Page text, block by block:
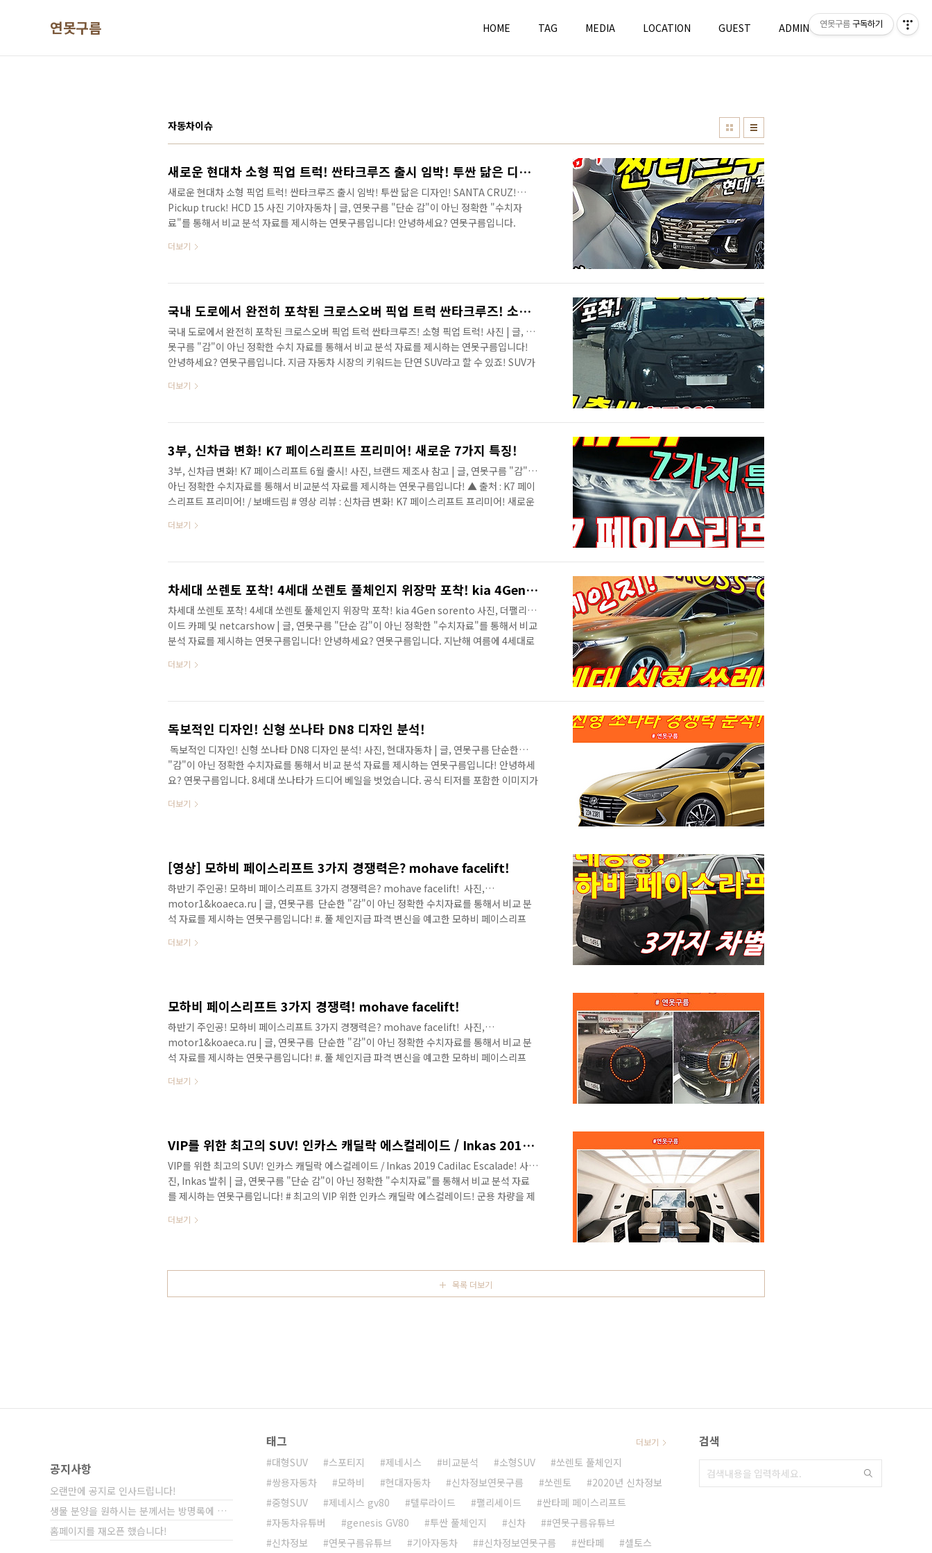
연못구름 HOME TAG MEDIA LOCATION GUEST ADMIN WRITE
자동차이슈
새로운 현대차 소형 픽업 트럭! 싼타크루즈 출시 임박! 투싼 닮은 디자인! SANTA CRUZ! Pickup truck! HCD 15
새로운 현대차 소형 픽업 트럭! 싼타크루즈 출시 임박! 투싼 닮은 디자인! SANTA CRUZ!
Pickup truck! HCD 15 사진 기아자동차 | 글, 연못구름 "단순 감"이 아닌 정확한 "수치자
료"를 통해서 비교 분석 자료를 제시하는 연못구름입니다! 안녕하세요? 연못구름입니다.
금 지나면 현대차가 만든 첫 번째 픽업트럭 싼타크루즈가 출시가 될 것 같습니다. 현재 자동차
있어서 기아가 현대를 넘어섰다고 알려드렸는데, 현대를 넘어설 수 있었던 차량에 소형 시장 부
더보기
국내 도로에서 완전히 포착된 크로스오버 픽업 트럭 싼타크루즈! 소형 픽업 트럭! SANTA CRUZ! Pickup truck! HCD 15
국내 도로에서 완전히 포착된 크로스오버 픽업 트럭 싼타크루즈! 소형 픽업 트럭! 사진 | 글, 연
못구름 "감"이 아닌 정확한 수치 자료를 통해서 비교 분석 자료를 제시하는 연못구름입니다!
안녕하세요? 연못구름입니다. 지금 자동차 시장의 키워드는 단연 SUV라고 할 수 있죠! SUV가
니다. 지난 싼타크루즈 영상을 시청하신 분들은 싼타크루즈의 콘셉트를 바탕으로 디자인 비교
려드렸습니다. # 유튜브 영상으로 보시면 보다 세부적인 소식을 파악할 수 있습니다. ▲
더보기
3부, 신차급 변화! K7 페이스리프트 프리미어! 새로운 7가지 특징!
3부, 신차급 변화! K7 페이스리프트 6월 출시! 사진, 브랜드 제조사 참고 | 글, 연못구름 "감"이
아닌 정확한 수치자료를 통해서 비교분석 자료를 제시하는 연못구름입니다! ▲ 출처 : K7 페이
스리프트 프리미어! / 보배드림 # 영상 리뷰 : 신차급 변화! K7 페이스리프트 프리미어! 새로운
2부에서 K7 페이스리프트 소식을 전달해 드렸습니다. 이번 3부에서는 이번달에 출시될 K7 페
있다면 그랜저와 K7 입니다. 높은 인기를 얻고 있는 두 차량은 운명적으로 경쟁을 펼치는 차량
더보기
차세대 쏘렌토 포착! 4세대 쏘렌토 풀체인지 위장막 포착! kia 4Gen sorento!
차세대 쏘렌토 포착! 4세대 쏘렌토 풀체인지 위장막 포착! kia 4Gen sorento 사진, 더팰리세
이드 카페 및 netcarshow | 글, 연못구름 "단순 감"이 아닌 정확한 "수치자료"를 통해서 비교
분석 자료를 제시하는 연못구름입니다! 안녕하세요? 연못구름입니다. 지난해 여름에 4세대로
착된 위장막 사진과 함께 4세대 쏘렌토의 콘셉트인 크로스 GT를 함께 알아보겠습니다. # 대한
3세대 모델로 2014년도에 출시되어, 최근 페이스리프트가 적용되었으며, 출시된 지 오랜 시간
더보기
독보적인 디자인! 신형 쏘나타 DN8 디자인 분석!
​ 독보적인 디자인! 신형 쏘나타 DN8 디자인 분석! 사진, 현대자동차 | 글, 연못구름 단순한
"감"이 아닌 정확한 수치자료를 통해서 비교 분석 자료를 제시하는 연못구름입니다! 안녕하세
요? 연못구름입니다. 8세대 쏘나타가 드디어 베일을 벗었습니다. 공식 티저를 포함한 이미지가
면부의 디자인을 결정하는 헤드램프, 그릴, 후드 및 범퍼중에서 가장 인상적인 디자인은 현대
더보기
[영상] 모하비 페이스리프트 3가지 경쟁력은? mohave facelift!
하반기 주인공! 모하비 페이스리프트 3가지 경쟁력은? mohave facelift! ​ 사진,
motor1&koaeca.ru | 글, 연못구름 ​ 단순한 "감"이 아닌 정확한 수치자료를 통해서 비교 분
석 자료를 제시하는 연못구름입니다! #. 풀 체인지급 파격 변신을 예고한 모하비 페이스리프
해 3분기에 마지막 페이스리프트를 선보일 예정입니다. 1차 페이스리프트가 2016년도에 진행
더보기
모하비 페이스리프트 3가지 경쟁력! mohave facelift!
하반기 주인공! 모하비 페이스리프트 3가지 경쟁력은? mohave facelift! ​ 사진,
motor1&koaeca.ru | 글, 연못구름 ​ 단순한 "감"이 아닌 정확한 수치자료를 통해서 비교 분
석 자료를 제시하는 연못구름입니다! #. 풀 체인지급 파격 변신을 예고한 모하비 페이스리프
해 3분기에 마지막 페이스리프트를 선보일 예정입니다. 1차 페이스리프트가 2016년도에 진행
더보기
VIP를 위한 최고의 SUV! 인카스 캐딜락 에스컬레이드 / Inkas 2019 Cadilac Escalade
VIP를 위한 최고의 SUV! 인카스 캐딜락 에스컬레이드 / Inkas 2019 Cadilac Escalade! 사
진, Inkas 발취 | 글, 연못구름 "단순 감"이 아닌 정확한 "수치자료"를 통해서 비교 분석 자료
를 제시하는 연못구름입니다! # 최고의 VIP 위한 인카스 캐딜락 에스컬레이드! 군용 차량을 제
두른 듯한 이차량의 이름은 인카스 2019 캐디락 에스컬레이드이며, 대통령과 같은 VIP를 모시
사이즈를 제공합니다. VIP..
더보기
목록 더보기
공지사항
오랜만에 공지로 인사드립니다!
생물 분양을 원하시는 분께서는 방명록에 비밀글⋯
홈페이지를 재오픈 했습니다!
태그
대형SUV 스포티지 제네시스 비교분석 소형SUV
쏘렌토 풀체인지
쌍용자동차
모하비 현대자동차 신차정보연못구름 쏘렌토
2020년 신차정보
중형SUV
제네시스 gv80 텔루라이드 팰리세이드
싼타페 페이스리프트
자동차유튜버
genesis GV80 투싼 풀체인지 신차
#연못구름유튜브
신차정보
연못구름유튜브 기아자동차 #신차정보연못구름 싼타페 셀토스
더보기 검색
연못구름 구독하기